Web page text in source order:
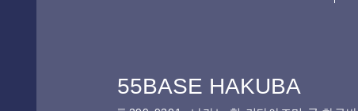
55BASE HAKUBA